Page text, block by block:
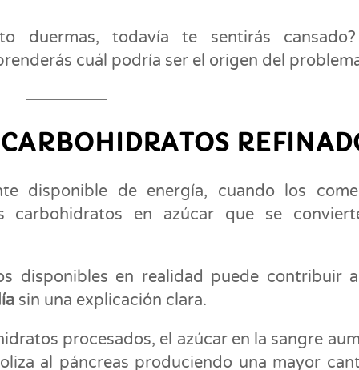
duermas, todavía te sentirás
cuál podría ser el origen del
disponible de energía, cuando los
carbohidratos en azúcar que se
disponibles en realidad puede contribuir
sin una explicación clara.
procesados, el azúcar en la sangre
al páncreas produciendo una mayor